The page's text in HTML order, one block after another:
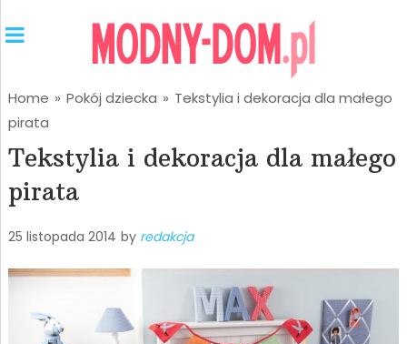
Home » Pokój dziecka » Tekstylia i dekoracja dla małego
pirata
Tekstylia i dekoracja dla małego
pirata
25 listopada 2014 by redakcja